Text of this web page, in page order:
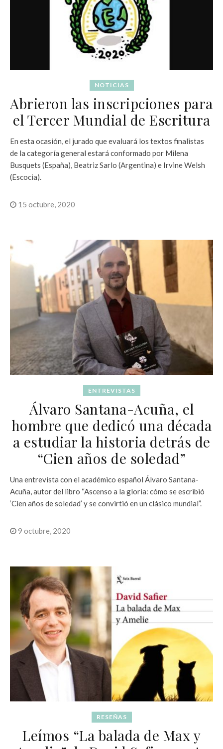
NOTICIAS
Abrieron las inscripciones para
el Tercer Mundial de Escritura
En esta ocasión, el jurado que evaluará los textos finalistas
de la categoría general estará conformado por Milena
Busquets (España), Beatriz Sarlo (Argentina) e Irvine Welsh
(Escocia).
15 octubre, 2020
ENTREVISTAS
Álvaro Santana-Acuña, el
hombre que dedicó una década
a estudiar la historia detrás de
“Cien años de soledad”
Una entrevista con el académico español Álvaro Santana-
Acuña, autor del libro “Ascenso a la gloria: cómo se escribió
‘Cien años de soledad’ y se convirtió en un clásico mundial”.
9 octubre, 2020
RESEÑAS
Leímos “La balada de Max y